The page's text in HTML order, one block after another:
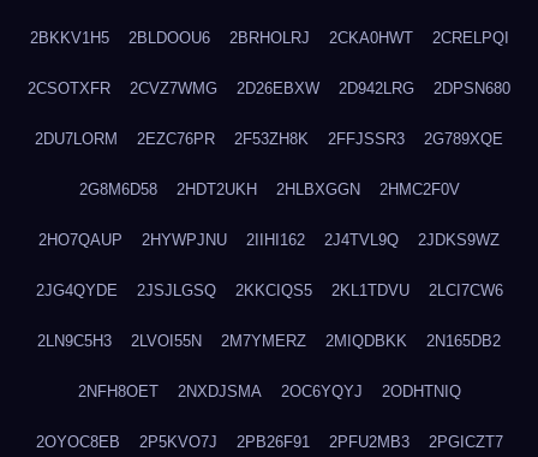
2BKKV1H5 2BLDOOU6 2BRHOLRJ 2CKA0HWT 2CRELPQI
2CSOTXFR 2CVZ7WMG 2D26EBXW 2D942LRG 2DPSN680
2DU7LORM 2EZC76PR 2F53ZH8K 2FFJSSR3 2G789XQE
2G8M6D58 2HDT2UKH 2HLBXGGN 2HMC2F0V
2HO7QAUP 2HYWPJNU 2IIHI162 2J4TVL9Q 2JDKS9WZ
2JG4QYDE 2JSJLGSQ 2KKCIQS5 2KL1TDVU 2LCI7CW6
2LN9C5H3 2LVOI55N 2M7YMERZ 2MIQDBKK 2N165DB2
2NFH8OET 2NXDJSMA 2OC6YQYJ 2ODHTNIQ
2OYOC8EB 2P5KVO7J 2PB26F91 2PFU2MB3 2PGICZT7